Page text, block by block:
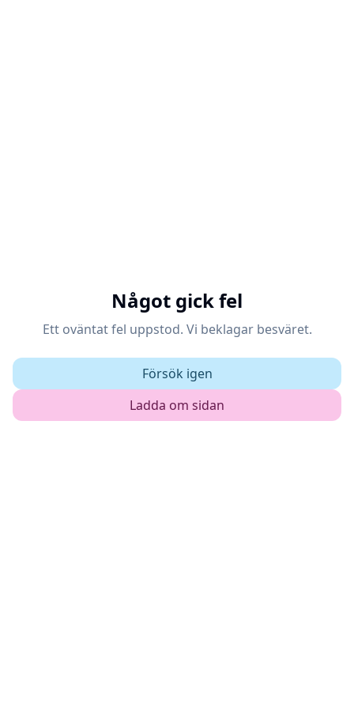
Något gick fel
Ett oväntat fel uppstod. Vi beklagar besväret.
Försök igen
Ladda om sidan